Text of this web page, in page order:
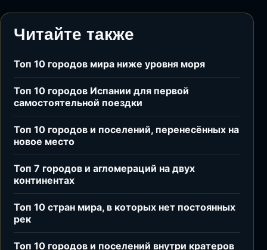
Читайте также
Топ 10 городов мира ниже уровня моря
Топ 10 городов Испании для первой
самостоятельной поездки
Топ 10 городов и поселений, перенесённых на
новое место
Топ 7 городов и агломераций на двух
континентах
Топ 10 стран мира, в которых нет постоянных
рек
Топ 10 городов и поселений внутри кратеров